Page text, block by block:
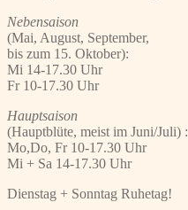
Nebensaison
(Mai, August, September,
bis zum 15. Oktober):
Mi 14-17.30 Uhr
Fr 10-17.30 Uhr
Hauptsaison
(Hauptblüte, meist im Juni/Juli) :
Mo,Do, Fr 10-17.30 Uhr
Mi + Sa 14-17.30 Uhr
Dienstag + Sonntag Ruhetag!